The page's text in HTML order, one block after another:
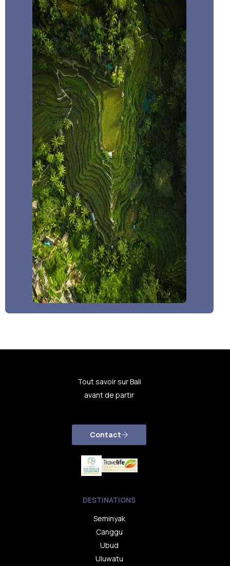
Tout savoir sur Bali
avant de partir
Contact
DESTINATIONS
Seminyak
Canggu
Ubud
Uluwatu